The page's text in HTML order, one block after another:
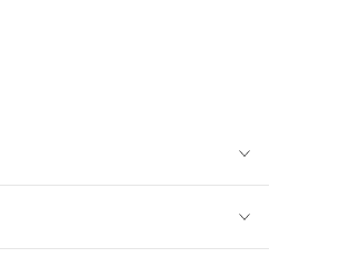
de Vacances à Provence